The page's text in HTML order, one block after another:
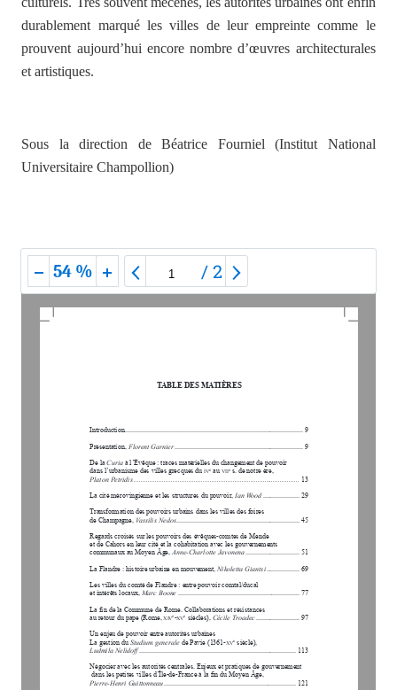
durablement marqué les villes de leur empreinte comme le
prouvent aujourd’hui encore nombre d’œuvres architecturales
et artistiques.
Sous la direction de Béatrice Fourniel (Institut National
Universitaire Champollion)
54 % /2
TABLE DES MATIÈRES
Introduction ..................................................................................................... 9
Présentation, Florent Garnier ......................................................................... 9
De la Curia à l’Évêque : traces matérielles du changement de pouvoir
dans l’urbanisme des villes grecques du ive au viie s. de notre ère,
Platon Petridis .............................................................................................. 13
La cité mérovingienne et les structures du pouvoir, Ian Wood ..................... 29
Transformation des pouvoirs urbains dans les villes des foires
de Champagne, Vassilis Nedos ...................................................................... 45
Regards croisés sur les pouvoirs des évêques-comtes de Mende
et de Cahors en leur cité et la cohabitation avec les gouvernements
communaux au Moyen Âge, Anne-Charlotte Javonena ............................... 51
La Flandre : histoire urbaine en mouvement, Nikoletta Giantsi ................... 69
Les villes du comté de Flandre : entre pouvoir comtal/ducal
et intérêts locaux, Marc Boone ..................................................................... 77
La fin de la Commune de Rome. Collaborations et résistances
au retour du pape (Rome, xive-xve siècles), Cécile Troadec 97
Un enjeu de pouvoir entre autorités urbaines
La gestion du Studium generale de Pavie (1361-xve siècle),
Ludmila Nelidoff ......................................................................................... 113
Négocier avec les autorités centrales. Enjeux et pratiques de gouvernement
dans les petites villes d’Île-de-France à la fin du Moyen Âge,
Pierre-Henri Guittonneau ........................................................................... 121